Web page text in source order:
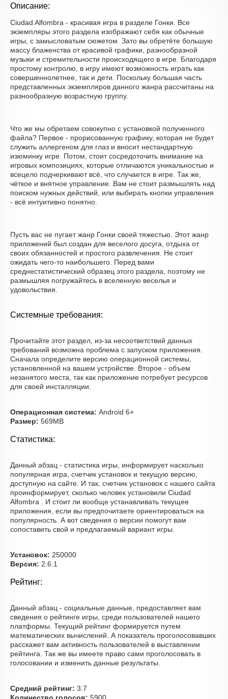
Описание:
Ciudad Alfombra - красивая игра в разделе Гонки. Все
экземпляры этого раздела изображают себя как обычные
игры, с замысловатым сюжетом. Зато вы обретёте большую
массу блаженства от красивой графики, разнообразной
музыки и стремительности происходящего в игре. Благодаря
простому контролю, в игру имеют возможность играть как
совершеннолетнее, так и дети. Поскольку большая часть
представленных экземпляров данного жанра рассчитаны на
разнообразную возрастную группу.
Что же мы обретаем совокупно с установкой полученного
файла? Первое - прорисованную графику, которая не будет
служить аллергеном для глаз и вносит нестандартную
изюминку игре. Потом, стоит сосредоточить внимание на
игровых композициях, которые отличаются уникальностью и
всецело подчеркивают всё, что случается в игре. Так же,
чёткое и внятное управление. Вам не стоит размышлять над
поиском нужных действий, или выбирать кнопки управления
- всё интуитивно понятно.
Пусть вас не пугает жанр Гонки своей тяжестью. Этот жанр
приложений был создан для веселого досуга, отдыха от
своих обязанностей и простого развлечения. Не стоит
ожидать чего-то наибольшего. Перед вами
среднестатистический образец этого раздела, поэтому не
размышляя погружайтесь в вселенную веселья и
удовольствия.
Системные требования:
Прочитайте этот раздел, из-за несоответствий данных
требований возможна проблема с запуском приложения.
Сначала определите версию операционной системы,
установленной на вашем устройстве. Второе - объем
незанятого места, так как приложение потребует ресурсов
для своей инсталляции.
Операционная система: Android 6+
Размер: 569MB
Статистика:
Данный абзац - статистика игры, информирует насколько
популярная игра, счетчик установок и текущую версию,
доступную на сайте. И так, счетчик установок с нашего сайта
проинформирует, сколько человек установили Ciudad
Alfombra . И стоит ли вообще устанавливать текущее
приложения, если вы предпочитаете ориентироваться на
популярность. А вот сведения о версии помогут вам
сопоставить свой и предлагаемый вариант игры.
Установок: 250000
Версия: 2.6.1
Рейтинг:
Данный абзац - социальные данные, предоставляет вам
сведения о рейтинге игры, среди пользователей нашего
платформы. Текущий рейтинг формируется путем
математических вычислений. А показатель проголосовавших
расскажет вам активность пользователей в выставлении
рейтинга. Так же вы имеете право сами проголосовать в
голосовании и изменить данные результаты.
Средний рейтинг: 3.7